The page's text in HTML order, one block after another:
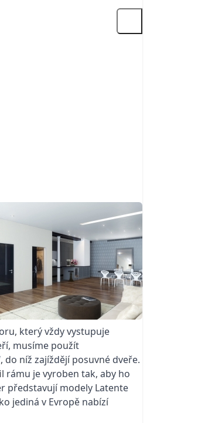
který vždy vystupuje
musíme použít
do níž zajíždějí posuvné dveře.
rámu je vyroben tak, aby ho
představují modely Latente
jediná v Evropě nabízí